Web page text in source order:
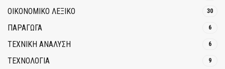
ΟΙΚΟΝΟΜΙΚΟ ΛΕΞΙΚΟ 30
ΠΑΡΑΓΩΓΑ 6
ΤΕΧΝΙΚΗ ΑΝΑΛΥΣΗ 6
ΤΕΧΝΟΛΟΓΙΑ 9